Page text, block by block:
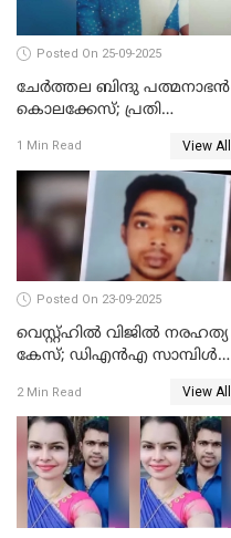
Posted On 25-09-2025
ചേർത്തല ബിന്ദു പത്മനാഭൻ
കൊലക്കേസ്; പ്രതി
1 Min Read View All
Posted On 23-09-2025
വെസ്റ്റ്ഹിൽ വിജിൽ നരഹത്യ
കേസ്; ഡിഎൻഎ സാമ്പിൾ
2 Min Read View All